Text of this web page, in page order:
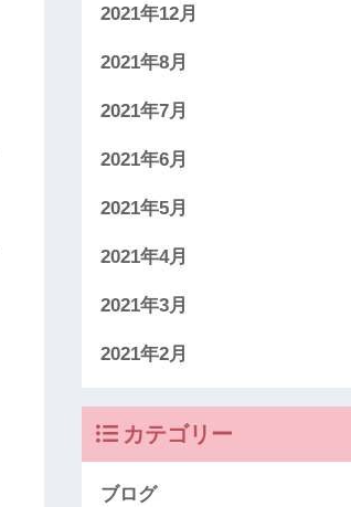
2021年12月
2021年8月
2021年7月
2021年6月
2021年5月
2021年4月
2021年3月
2021年2月
カテゴリー
ブログ